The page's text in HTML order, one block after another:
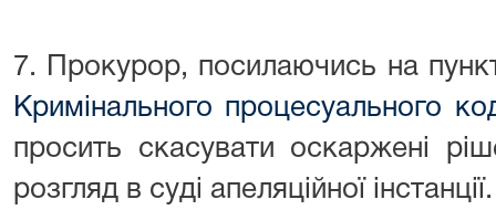
7. Прокурор, посилаючись на
Кримінального процесуального
просить скасувати оскаржені
розгляд в суді апеляційної інстанції.